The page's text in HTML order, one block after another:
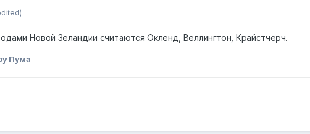
Новой Зеландии считаются Окленд, Веллингтон, Крайстчерч.
Пума